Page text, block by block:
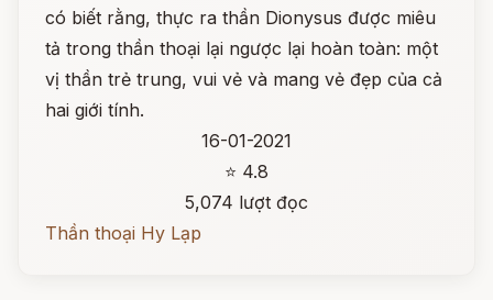
có biết rằng, thực ra thần Dionysus được miêu
tả trong thần thoại lại ngược lại hoàn toàn: một
vị thần trẻ trung, vui vẻ và mang vẻ đẹp của cả
hai giới tính.
16-01-2021
⭐ 4.8
5,074 lượt đọc
Thần thoại Hy Lạp